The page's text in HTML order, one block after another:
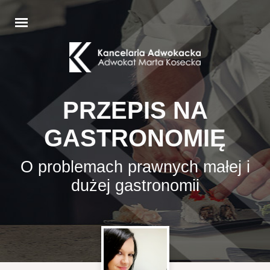
PRZEPIS NA
GASTRONOMIĘ
O problemach prawnych małej i
dużej gastronomii